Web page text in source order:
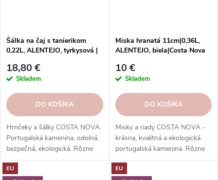
Šálka na čaj s tanierikom
0,22L, ALENTEJO, tyrkysová |
18,80 €
Skladem
DO KOŠÍKA
Hrnčeky a šálky COSTA NOVA.
Portugalská kamenina, odolná,
bezpečná, ekologická. Rôzne
tvary, farby, vzory. Ideálne na
kávu, espresso, cappuccino,
Miska hranatá 11cm|0,36L,
ALENTEJO, biela|Costa Nova
10 €
Skladem
DO KOŠÍKA
Misky a riady COSTA NOVA -
krásna, kvalitná a ekologická
portugalská kamenina. Rôzne
tvary, farby, vzory a veľkosti.
Objednajte si ich v našom e-
EU
EU